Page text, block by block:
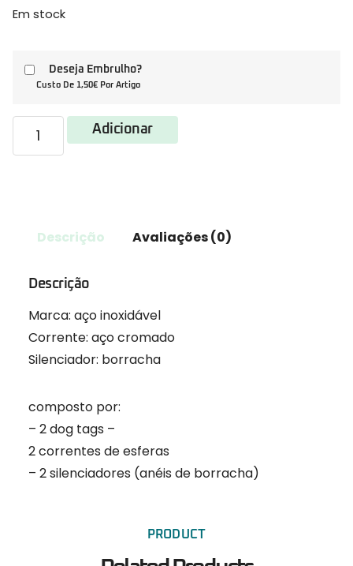
Em stock
Deseja Embrulho?
Custo De 1,50€ Por Artigo
Adicionar
Descrição Avaliações (0)
Descrição
Marca: aço inoxidável
Corrente: aço cromado
Silenciador: borracha
composto por:
– 2 dog tags –
2 correntes de esferas
– 2 silenciadores (anéis de borracha)
PRODUCT